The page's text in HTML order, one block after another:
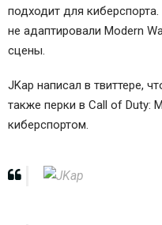
подходит для
не адаптировали Modern
сцены.
JKap написал в твиттере,
также перки в Call of Duty:
киберспортом.